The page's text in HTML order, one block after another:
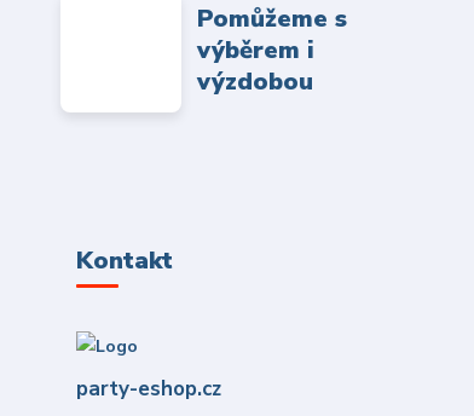
Pomůžeme s
výběrem i
výzdobou
Kontakt
party-eshop.cz